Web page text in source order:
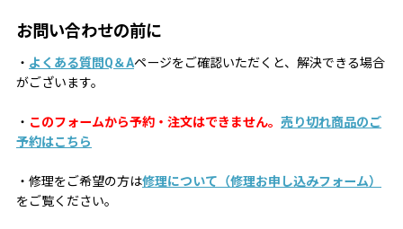
お問い合わせの前に
・ よくある質問Q＆Aページをご確認いただくと、解決できる場合
がございます。
・ このフォームから予約・注文はできません。 売り切れ商品のご
予約はこちら
・修理をご希望の方は修理について（修理お申し込みフォーム）
をご覧ください。